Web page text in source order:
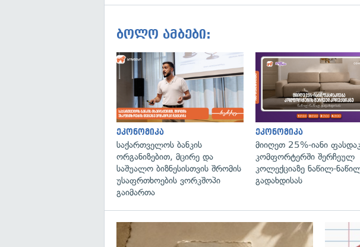
ბოლო ამბები:
ეკონომიკა
საქართველოს ბანკის
ორგანიზებით, მცირე და
საშუალო ბიზნესისთვის შრომის
უსაფრთხოების ვორკშოპი
გაიმართა
ეკონომიკა
მიიღეთ 25%-იანი
კომფორტერში შერჩეულ
კოლექციაზე ნაწილ-
გადახდისას